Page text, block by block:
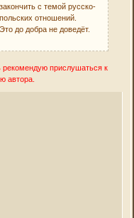
закончить с темой русско-
польских отношений.
Это до добра не доведёт.
прислушаться к
автора.